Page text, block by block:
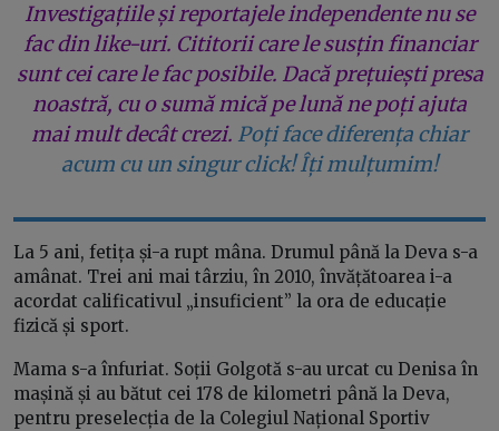
Investigațiile și reportajele independente nu se
fac din like-uri. Cititorii care le susțin financiar
sunt cei care le fac posibile. Dacă prețuiești presa
noastră, cu o sumă mică pe lună ne poți ajuta
mai mult decât crezi. Poți face diferența chiar
acum cu un singur click! Îți mulțumim!
La 5 ani, fetița și-a rupt mâna. Drumul până la Deva s-a
amânat. Trei ani mai târziu, în 2010, învățătoarea i-a
acordat calificativul „insuficient” la ora de educație
fizică și sport.
Mama s-a înfuriat. Soții Golgotă s-au urcat cu Denisa în
mașină și au bătut cei 178 de kilometri până la Deva,
pentru preselecția de la Colegiul Național Sportiv